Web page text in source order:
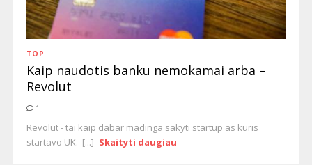
TOP
Kaip naudotis banku nemokamai arba –
Revolut
1
Revolut - tai kaip dabar madinga sakyti startup'as kuris
startavo UK. [...] Skaityti daugiau